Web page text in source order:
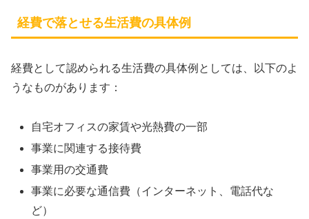
経費で落とせる生活費の具体例
経費として認められる生活費の具体例としては、以下のよ
うなものがあります：
自宅オフィスの家賃や光熱費の一部
事業に関連する接待費
事業用の交通費
事業に必要な通信費（インターネット、電話代な
ど）